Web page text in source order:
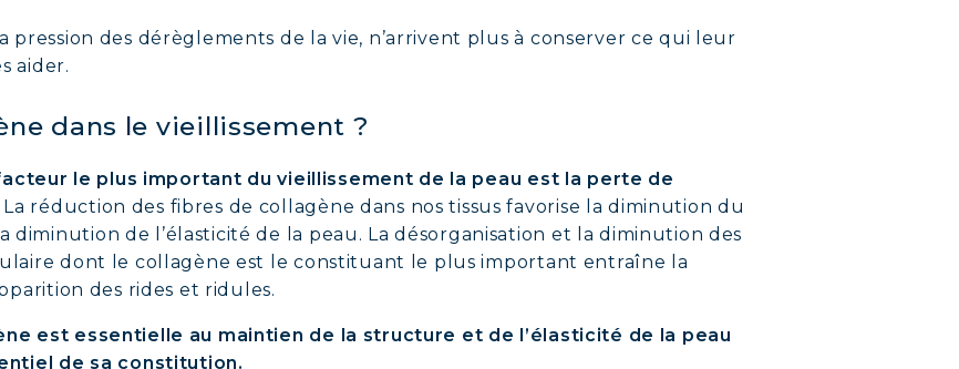
BEAUTÉ : PEAU, CHEVEUX & ONGLES SUBLIMES
SPORT : FORCE, ENDURANCE & RÉCUPÉRATION
DÉTOX : AFFINEZ ET RAFFERMISSEZ VOTRE CORPS
pression des dérèglements de la vie, n’arrivent plus à conserver ce qui leur
aider.
dans le vieillissement ?
le plus important du vieillissement de la peau est la perte de
La réduction des fibres de collagène dans nos tissus favorise la diminution du
de l’élasticité de la peau. La désorganisation et la diminution des
dont le collagène est le constituant le plus important entraîne la
des rides et ridules.
est essentielle au maintien de la structure et de l’élasticité de la peau
de sa constitution.